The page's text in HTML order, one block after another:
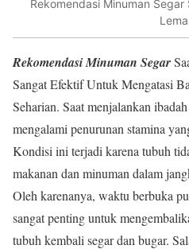
Rekomendasi Minuman
Rekomendasi Minuman Segar
Sangat Efektif Untuk Mengatasi
Seharian. Saat menjalankan
mengalami penurunan stamina
Kondisi ini terjadi karena tubuh
makanan dan minuman dalam
Oleh karenanya, waktu berbuka
sangat penting untuk
tubuh kembali segar dan bugar.